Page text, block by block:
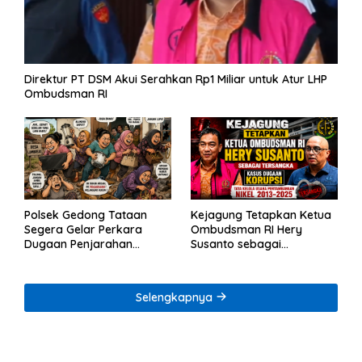
Direktur PT DSM Akui Serahkan Rp1 Miliar untuk Atur LHP
Ombudsman RI
Polsek Gedong Tataan
Segera Gelar Perkara
Dugaan Penjarahan
Kejagung Tetapkan Ketua
Ombudsman RI Hery
Susanto sebagai
Tambang Nikel
Selengkapnya